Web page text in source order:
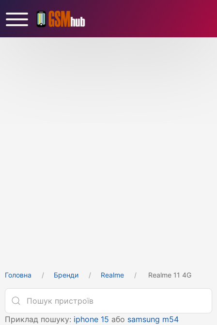
Головна Бренди Realme Realme 11 4G
Приклад пошуку: iphone 15 або samsung m54